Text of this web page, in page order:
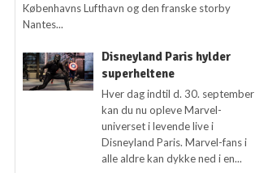
Københavns Lufthavn og den franske storby
Nantes...
Disneyland Paris hylder
superheltene
Hver dag indtil d. 30. september
kan du nu opleve Marvel-
universet i levende live i
Disneyland Paris. Marvel-fans i
alle aldre kan dykke ned i en...